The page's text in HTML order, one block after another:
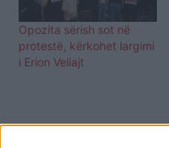
Opozita sërish sot në
protestë, kërkohet largimi
i Erion Veliajt